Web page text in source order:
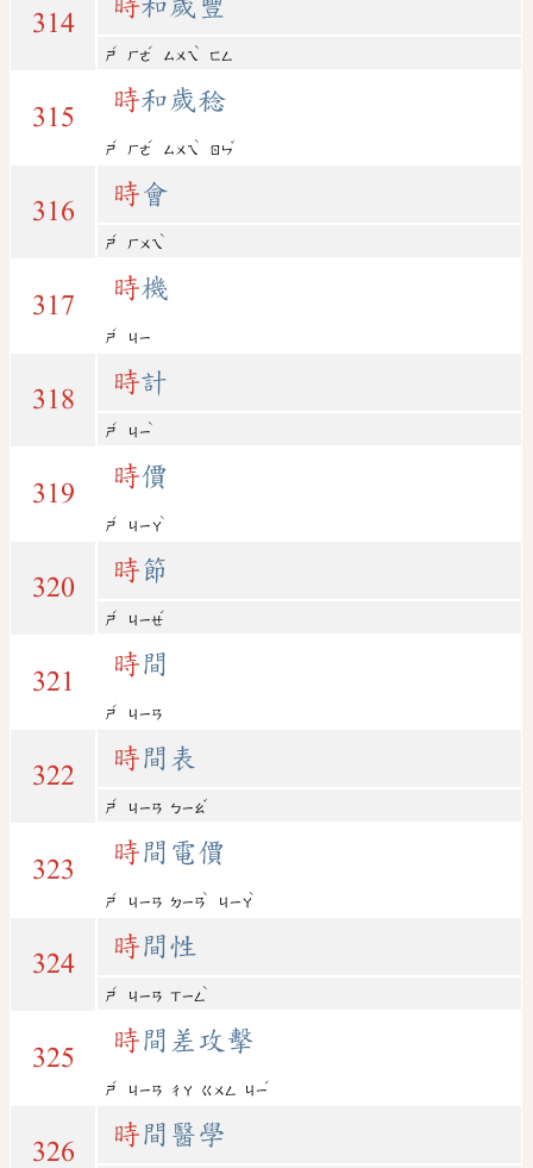
314
時和歲豐
ㄕ
ˊ
ㄏㄜ
ˊ
ㄙㄨㄟ
ˋ
ㄈㄥ
315
時和歲稔
ㄕ
ˊ
ㄏㄜ
ˊ
ㄙㄨㄟ
ˋ
ㄖㄣ
ˇ
316
時會
ㄕ
ˊ
ㄏㄨㄟ
ˋ
317
時機
ㄕ
ˊ
ㄐㄧ
318
時計
ㄕ
ˊ
ㄐㄧ
ˋ
319
時價
ㄕ
ˊ
ㄐㄧㄚ
ˋ
320
時節
ㄕ
ˊ
ㄐㄧㄝ
ˊ
321
時間
ㄕ
ˊ
ㄐㄧㄢ
322
時間表
ㄕ
ˊ
ㄐㄧㄢ ㄅㄧㄠ
ˇ
323
時間電價
ㄕ
ˊ
ㄐㄧㄢ ㄉㄧㄢ
ˋ
ㄐㄧㄚ
ˋ
324
時間性
ㄕ
ˊ
ㄐㄧㄢ ㄒㄧㄥ
ˋ
325
時間差攻擊
ㄕ
ˊ
ㄐㄧㄢ ㄔㄚ ㄍㄨㄥ ㄐㄧ
ˊ
326
時間醫學